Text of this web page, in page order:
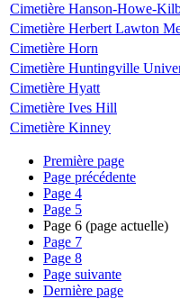
Cimetière Hanson-Howe-
Cimetière Herbert Lawton
Cimetière Horn
Cimetière Huntingville
Cimetière Hyatt
Cimetière Ives Hill
Cimetière Kinney
Première page
Page précédente
Page 4
Page 5
Page 6 (page actuelle)
Page 7
Page 8
Page suivante
Dernière page